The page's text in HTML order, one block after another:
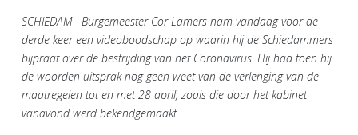
SCHIEDAM - Burgemeester Cor Lamers nam vandaag voor de
derde keer een videoboodschap op waarin hij de Schiedammers
bijpraat over de bestrijding van het Coronavirus. Hij had toen hij
de woorden uitsprak nog geen weet van de verlenging van de
maatregelen tot en met 28 april, zoals die door het kabinet
vanavond werd bekendgemaakt.